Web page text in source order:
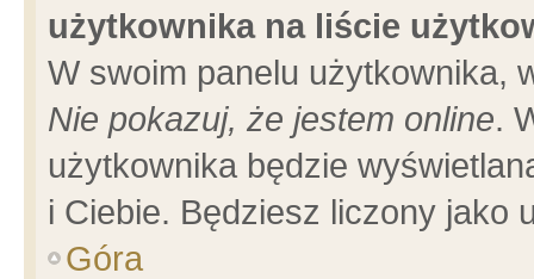
użytkownika na liście
W swoim panelu użytkownika,
Nie pokazuj, że jestem online.
użytkownika będzie
i Ciebie. Będziesz liczony jako
Góra